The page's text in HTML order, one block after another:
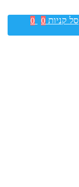
סל קניות 0
0